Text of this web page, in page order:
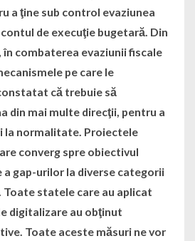
a ţine sub control evaziunea
de execuţie bugetară. Din
combaterea evaziunii fiscale
pe care le
că trebuie să
din mai multe direcţii, pentru a
la normalitate. Proiectele
converg spre obiectivul
a gap-urilor la diverse categorii
statele care au aplicat
digitalizare au obţinut
Toate aceste măsuri ne vor